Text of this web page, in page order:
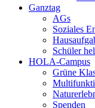
Ganztag
AGs
Soziales
Schüler
HOLA-Campus
Grüne
Spenden